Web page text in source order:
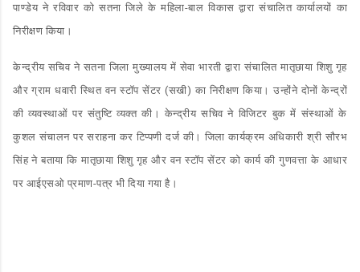
पाण्डेय ने रविवार को सतना जिले के महिला-बाल विकास द्वारा संचालित कार्यालयों का
निरीक्षण किया।
केन्द्रीय सचिव ने सतना जिला मुख्यालय में सेवा भारती द्वारा संचालित मातृछाया शिशु गृह
और ग्राम धवारी स्थित वन स्टॉप सेंटर (सखी) का निरीक्षण किया। उन्होंने दोनों केन्द्रों
की व्यवस्थाओं पर संतुष्टि व्यक्त की। केन्द्रीय सचिव ने विजिटर बुक में संस्थाओं के
कुशल संचालन पर सराहना कर टिप्पणी दर्ज की। जिला कार्यक्रम अधिकारी श्री सौरभ
सिंह ने बताया कि मातृछाया शिशु गृह और वन स्टॉप सेंटर को कार्य की गुणवत्ता के आधार
पर आईएसओ प्रमाण-पत्र भी दिया गया है।